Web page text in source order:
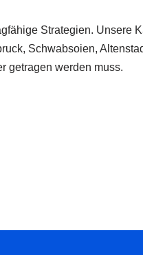
Strategien. Unsere
Schwabsoien,
getragen werden muss.